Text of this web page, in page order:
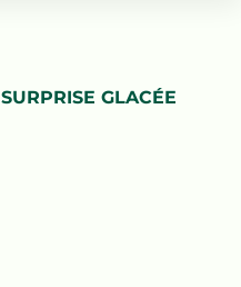
SURPRISE GLACÉE